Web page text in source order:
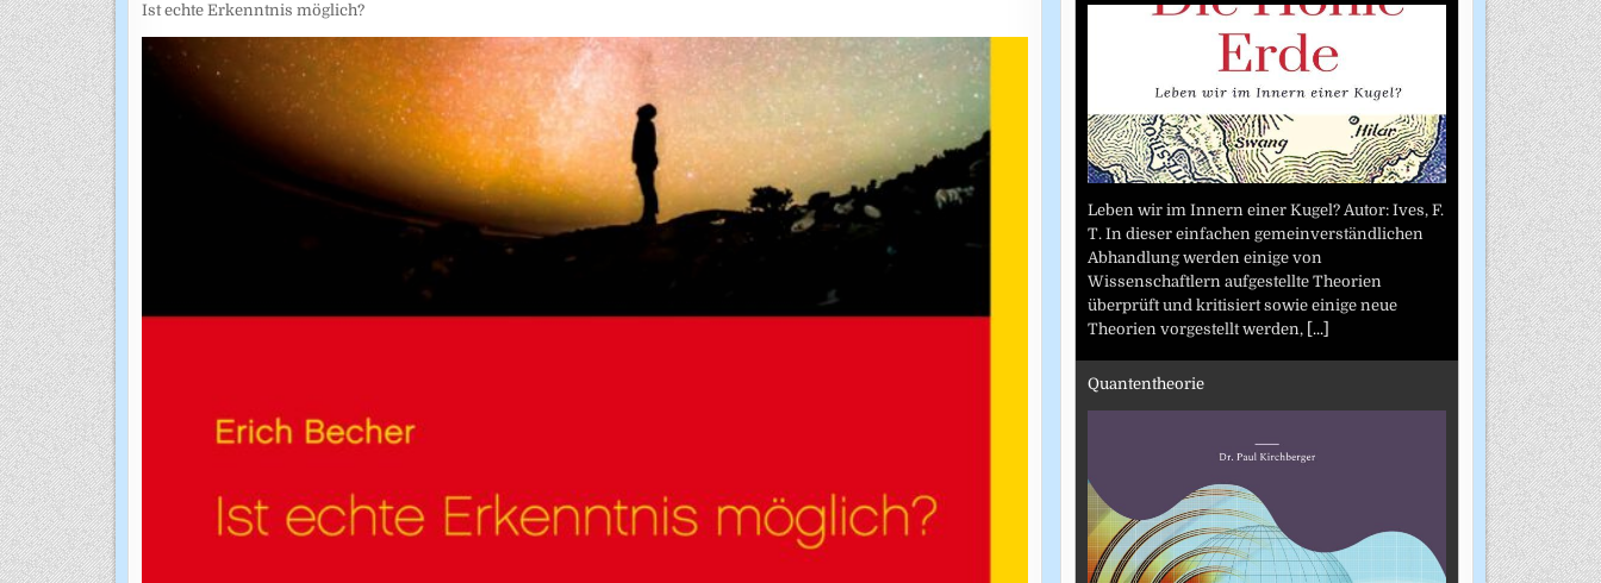
Ist echte Erkenntnis möglich?
Leben wir im Innern einer Kugel? Autor: Ives, F.
T. In dieser einfachen gemeinverständlichen
Abhandlung werden einige von
Wissenschaftlern aufgestellte Theorien
überprüft und kritisiert sowie einige neue
Theorien vorgestellt werden, [...]
Quantentheorie